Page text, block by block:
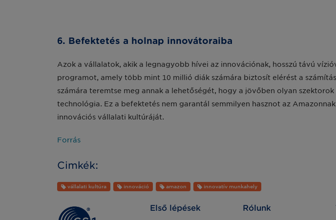
6. Befektetés a holnap innovátoraiba
Azok a vállalatok, akik a legnagyobb hívei az innovációnak, hosszú távú
programot, amely több mint 10 millió diák számára biztosít elérést a
számára teremtse meg annak a lehetőségét, hogy a jövőben olyan
technológia. Ez a befektetés nem garantál semmilyen hasznot az
innovációs vállalati kultúráját.
Forrás
Cimkék:
vállalati kultúra innováció amazon innovatív munkahely
Első lépések Rólunk